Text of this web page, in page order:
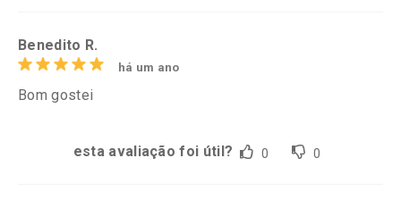
Benedito R.
há um ano
Bom gostei
esta avaliação foi útil? 0 0